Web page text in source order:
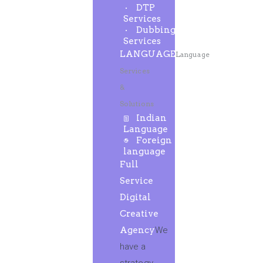
DTP
Services
Dubbing
Services
LANGUAGELanguage
Services
&
Solutions
Indian
Language
Foreign
language
Full
Service
Digital
Creative
AgencyWe
have a